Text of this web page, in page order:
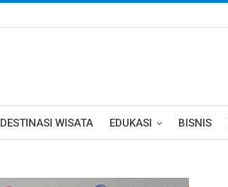
DESTINASI WISATA EDUKASI BISNIS